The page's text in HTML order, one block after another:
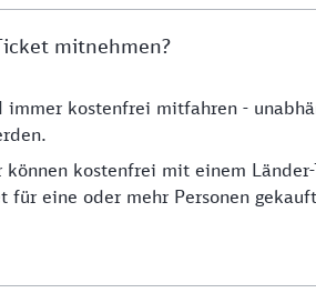
mitnehmen?
immer kostenfrei mitfahren -
kostenfrei mit einem
für eine oder mehr Personen